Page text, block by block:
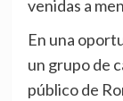
venidas a
En una
un grupo de
público de